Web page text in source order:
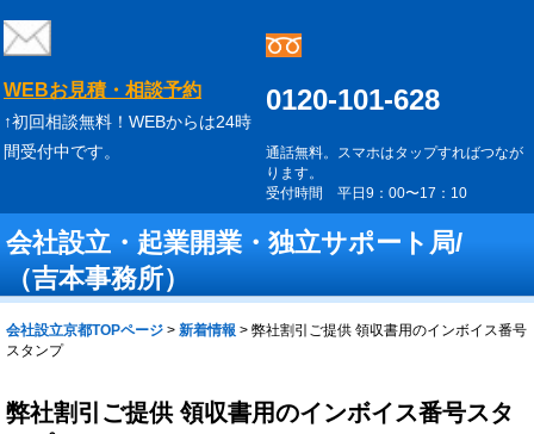
WEBお見積・相談予約
↑初回相談無料！WEBからは24時
間受付中です。
0120-101-628
通話無料。スマホはタップすればつなが
ります。
受付時間 平日9：00〜17：10
会社設立・起業開業・独立サポート局/
（吉本事務所）
会社設立京都TOPページ > 新着情報 > 弊社割引ご提供 領収書用のインボイス番号
スタンプ
弊社割引ご提供 領収書用のインボイス番号スタ